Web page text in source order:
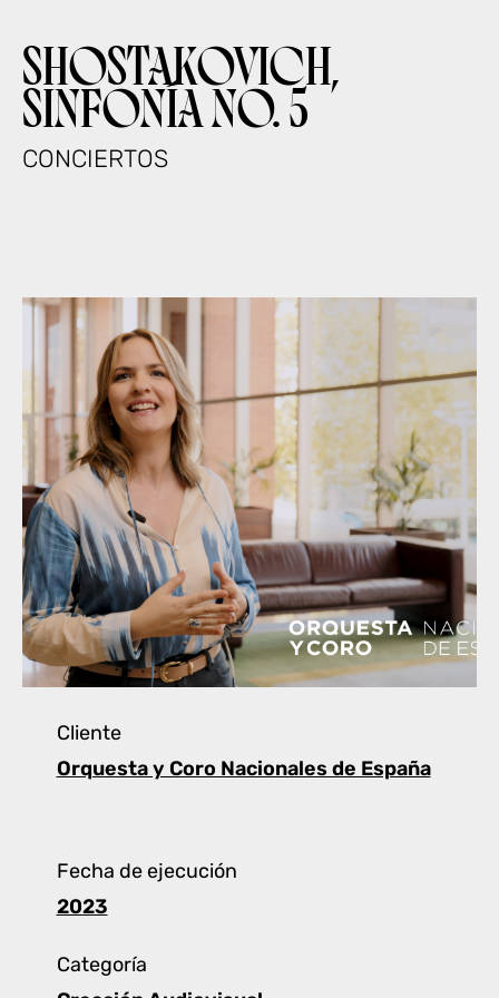
SHOSTAKOVICH,
SINFONÍA NO. 5
CONCIERTOS
Cliente
Orquesta y Coro Nacionales de España
Fecha de ejecución
2023
Categoría